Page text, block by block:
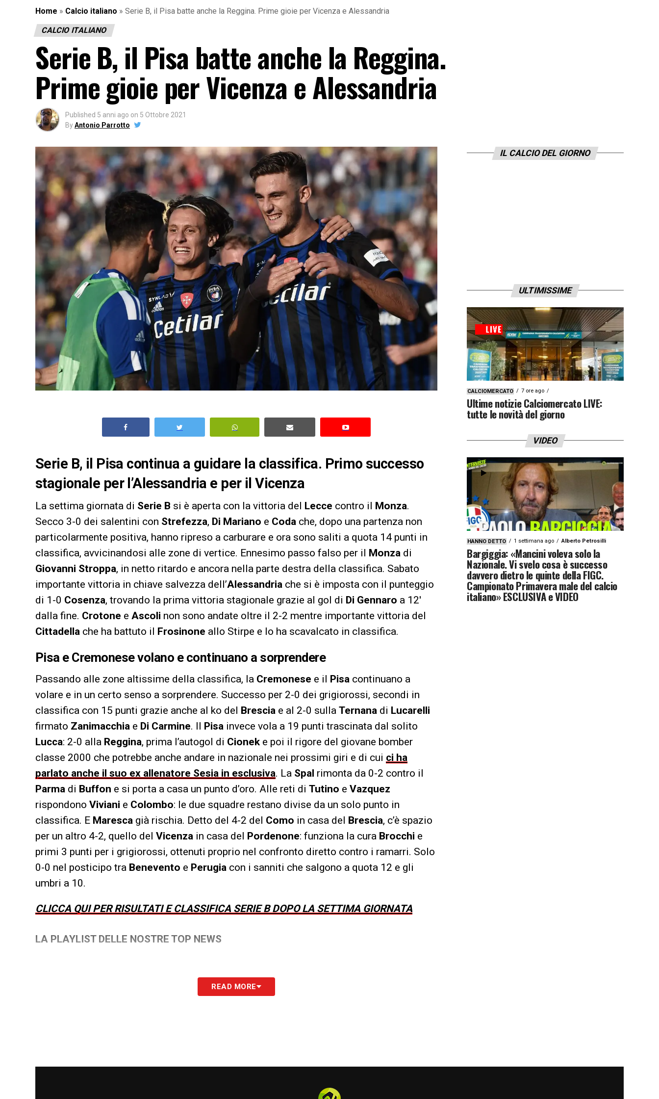
Home » Calcio italiano » Serie B, il Pisa batte anche la Reggina. Prime gioie per Vicenza e Alessandria
CALCIO ITALIANO
Serie B, il Pisa batte anche la Reggina.
Prime gioie per Vicenza e Alessandria
Published 5 anni ago on 5 Ottobre 2021
ByAntonio Parrotto
Serie B, il Pisa continua a guidare la classifica. Primo successo
stagionale per l’Alessandria e per il Vicenza
La settima giornata di Serie B si è aperta con la vittoria del Lecce contro il Monza.
Secco 3-0 dei salentini con Strefezza, Di Mariano e Coda che, dopo una partenza non
particolarmente positiva, hanno ripreso a carburare e ora sono saliti a quota 14 punti in
classifica, avvicinandosi alle zone di vertice. Ennesimo passo falso per il Monza di
Giovanni Stroppa, in netto ritardo e ancora nella parte destra della classifica. Sabato
importante vittoria in chiave salvezza dell’Alessandria che si è imposta con il punteggio
di 1-0 Cosenza, trovando la prima vittoria stagionale grazie al gol di Di Gennaro a 12′
dalla fine. Crotone e Ascoli non sono andate oltre il 2-2 mentre importante vittoria del
Cittadella che ha battuto il Frosinone allo Stirpe e lo ha scavalcato in classifica.
Pisa e Cremonese volano e continuano a sorprendere
Passando alle zone altissime della classifica, la Cremonese e il Pisa continuano a
volare e in un certo senso a sorprendere. Successo per 2-0 dei grigiorossi, secondi in
classifica con 15 punti grazie anche al ko del Brescia e al 2-0 sulla Ternana di Lucarelli
firmato Zanimacchia e Di Carmine. Il Pisa invece vola a 19 punti trascinata dal solito
Lucca: 2-0 alla Reggina, prima l’autogol di Cionek e poi il rigore del giovane bomber
classe 2000 che potrebbe anche andare in nazionale nei prossimi giri e di cui ci ha
parlato anche il suo ex allenatore Sesia in esclusiva. La Spal rimonta da 0-2 contro il
Parma di Buffon e si porta a casa un punto d’oro. Alle reti di Tutino e Vazquez
rispondono Viviani e Colombo: le due squadre restano divise da un solo punto in
classifica. E Maresca già rischia. Detto del 4-2 del Como in casa del Brescia, c’è spazio
per un altro 4-2, quello del Vicenza in casa del Pordenone: funziona la cura Brocchi e
primi 3 punti per i grigiorossi, ottenuti proprio nel confronto diretto contro i ramarri. Solo
0-0 nel posticipo tra Benevento e Perugia con i sanniti che salgono a quota 12 e gli
umbri a 10.
CLICCA QUI PER RISULTATI E CLASSIFICA SERIE B DOPO LA SETTIMA GIORNATA
LA PLAYLIST DELLE NOSTRE TOP NEWS
READ MORE
IL CALCIO DEL GIORNO
ULTIMISSIME
CALCIOMERCATO 7 ore ago
Ultime notizie Calciomercato LIVE:
tutte le novità del giorno
VIDEO
HANNO DETTO 1 settimana ago Alberto Petrosilli
Bargiggia: «Mancini voleva solo la
Nazionale. Vi svelo cosa è successo
davvero dietro le quinte della FIGC.
Campionato Primavera male del calcio
italiano» ESCLUSIVA e VIDEO